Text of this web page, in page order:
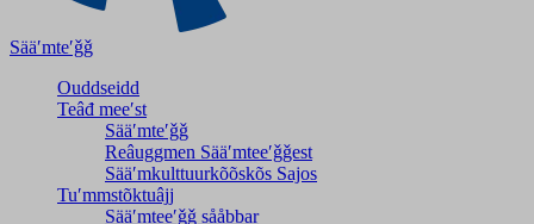
Sääʹmteʹǧǧ
Ouddseidd
Teâđ meeʹst
Sääʹmteʹǧǧ
Reâuggmen Sääʹmteeʹǧǧest
Sääʹmkulttuurkõõskõs Sajos
Tuʹmmstõktuâjj
Sääʹmteeʹǧǧ sååbbar